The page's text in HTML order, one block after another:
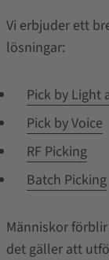
Vi erbjuder ett
lösningar:
Pick by Light
Pick by Voice
RF Picking
Batch Picking
Människor
det gäller att